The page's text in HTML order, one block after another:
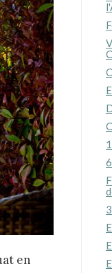
en